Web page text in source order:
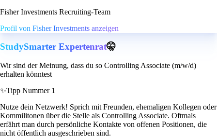
Fisher Investments Recruiting-Team
Profil von Fisher Investments anzeigen
StudySmarter Expertenrat🤫
Wir sind der Meinung, dass du so Controlling Associate (m/w/d)
erhalten könntest
✨Tipp Nummer 1
Nutze dein Netzwerk! Sprich mit Freunden, ehemaligen Kollegen oder
Kommilitonen über die Stelle als Controlling Associate. Oftmals
erfährt man durch persönliche Kontakte von offenen Positionen, die
nicht öffentlich ausgeschrieben sind.